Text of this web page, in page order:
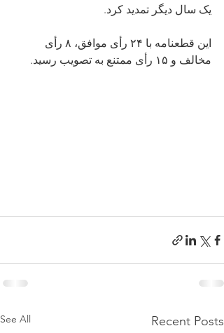
یک سال دیگر تمدید کرد.
این قطعنامه با ۲۴ رأی موافق، ۸ رأی
مخالف و ۱۵ رأی ممتنع به تصویب رسید.
Recent Posts
See All